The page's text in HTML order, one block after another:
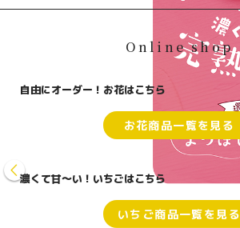
Online shop
自由にオーダー！お花はこちら
お花商品一覧を見る
濃くて甘〜い！いちごはこちら
いちご商品一覧を見る